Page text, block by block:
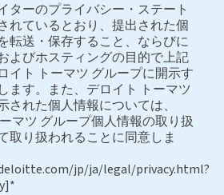
ターのプライバシー・ステート
れているとおり、提出された個
転送・保存すること、ならびに
よびホスティングの目的で上記
イト トーマツ グループに開示す
ます。また、デロイト トーマツ
された個人情報については、
ーマツ グループ個人情報の取り扱
取り扱われることに同意しま
jp/ja/legal/privacy.html?